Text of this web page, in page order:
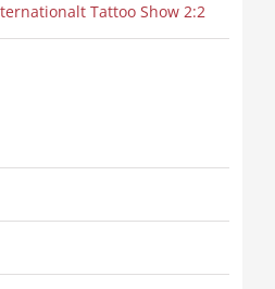
Tattoo Show 2:2